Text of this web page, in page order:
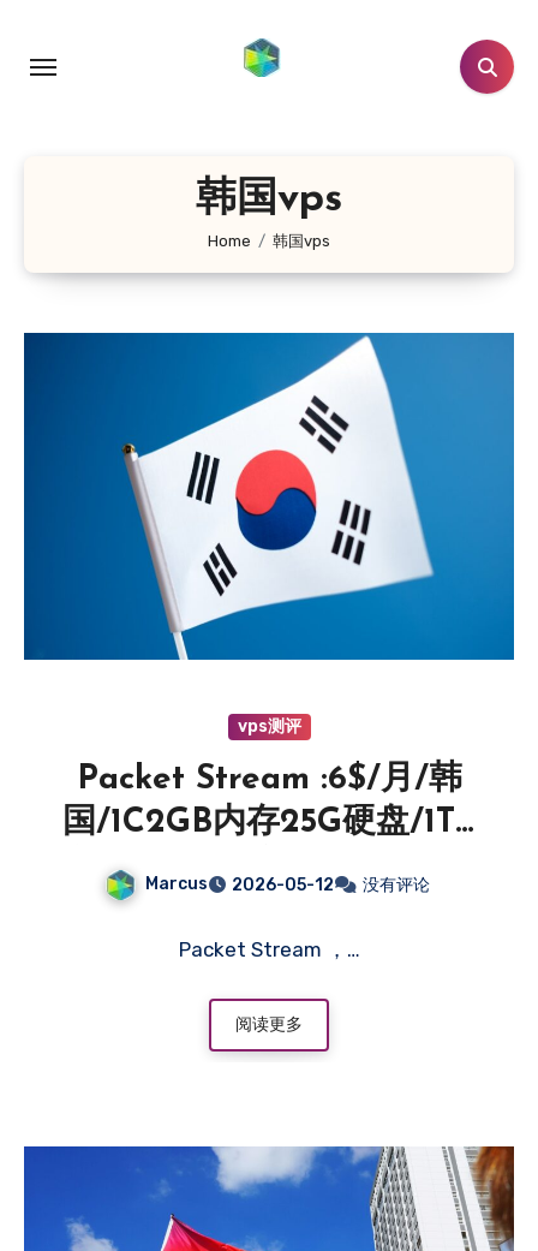
韩国vps
Home 韩国vps
vps测评
Packet Stream :6$/月/韩
国/1C2GB内存25G硬盘/1TB
流量/1Gbp带宽/国际线路/国
Marcus 2026-05-12 没有评论
Packet Stream ，…
阅读更多